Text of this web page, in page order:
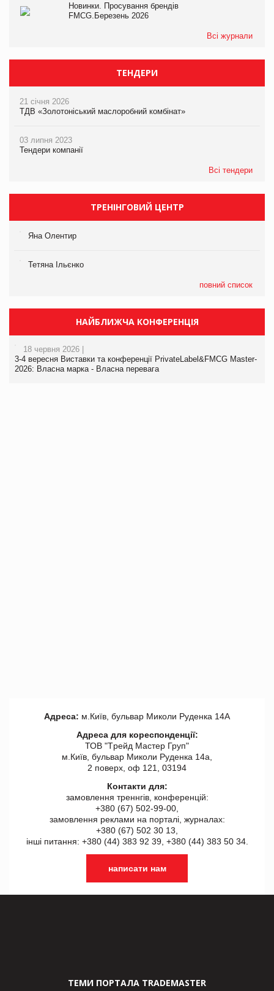
Новинки. Просування брендів
FMCG.Березень 2026
Всі журнали
ТЕНДЕРИ
21 січня 2026
ТДВ «Золотоніський маслоробний комбінат»
03 липня 2023
Тендери компанії
Всі тендери
ТРЕНІНГОВИЙ ЦЕНТР
Яна Олентир
Тетяна Ільєнко
повний список
НАЙБЛИЖЧА КОНФЕРЕНЦІЯ
18 червня 2026 |
3-4 вересня Виставки та конференції PrivateLabel&FMCG Master-
2026: Власна марка - Власна перевага
Адреса: м.Київ, бульвар Миколи Руденка 14А
Адреса для кореспонденції:
ТОВ "Tрейд Мастер Груп"
м.Київ, бульвар Миколи Руденка 14а,
2 поверх, оф 121, 03194
Контакти для:
замовлення треннгів, конференцій:
+380 (67) 502-99-00,
замовлення реклами на порталі, журналах:
+380 (67) 502 30 13,
інші питання: +380 (44) 383 92 39, +380 (44) 383 50 34.
написати нам
ТЕМИ ПОРТАЛА TRADEMASTER